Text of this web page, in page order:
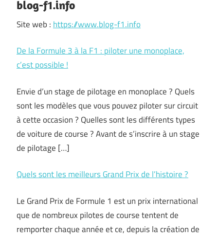
blog-f1.info
Site web : https://www.blog-f1.info
De la Formule 3 à la F1 : piloter une monoplace,
c’est possible !
Envie d’un stage de pilotage en monoplace ? Quels
sont les modèles que vous pouvez piloter sur circuit
à cette occasion ? Quelles sont les différents types
de voiture de course ? Avant de s’inscrire à un stage
de pilotage […]
Quels sont les meilleurs Grand Prix de l’histoire ?
Le Grand Prix de Formule 1 est un prix international
que de nombreux pilotes de course tentent de
remporter chaque année et ce, depuis la création de